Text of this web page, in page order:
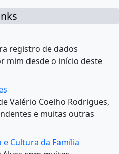
registro de dados
mim desde o início deste
Valério Coelho Rodrigues,
e muitas outras
e Cultura da Família